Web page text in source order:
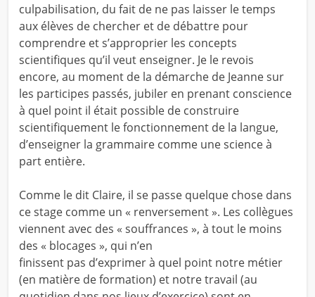
culpabilisation, du fait de ne pas laisser le temps
aux élèves de chercher et de débattre pour
comprendre et s’approprier les concepts
scientifiques qu’il veut enseigner. Je le revois
encore, au moment de la démarche de Jeanne sur
les participes passés, jubiler en prenant conscience
à quel point il était possible de construire
scientifiquement le fonctionnement de la langue,
d’enseigner la grammaire comme une science à
part entière.
Comme le dit Claire, il se passe quelque chose dans
ce stage comme un « renversement ». Les collègues
viennent avec des « souffrances », à tout le moins
des « blocages », qui n’en
finissent pas d’exprimer à quel point notre métier
(en matière de formation) et notre travail (au